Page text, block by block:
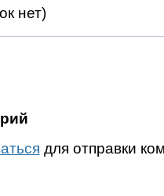
нет)
для отправки